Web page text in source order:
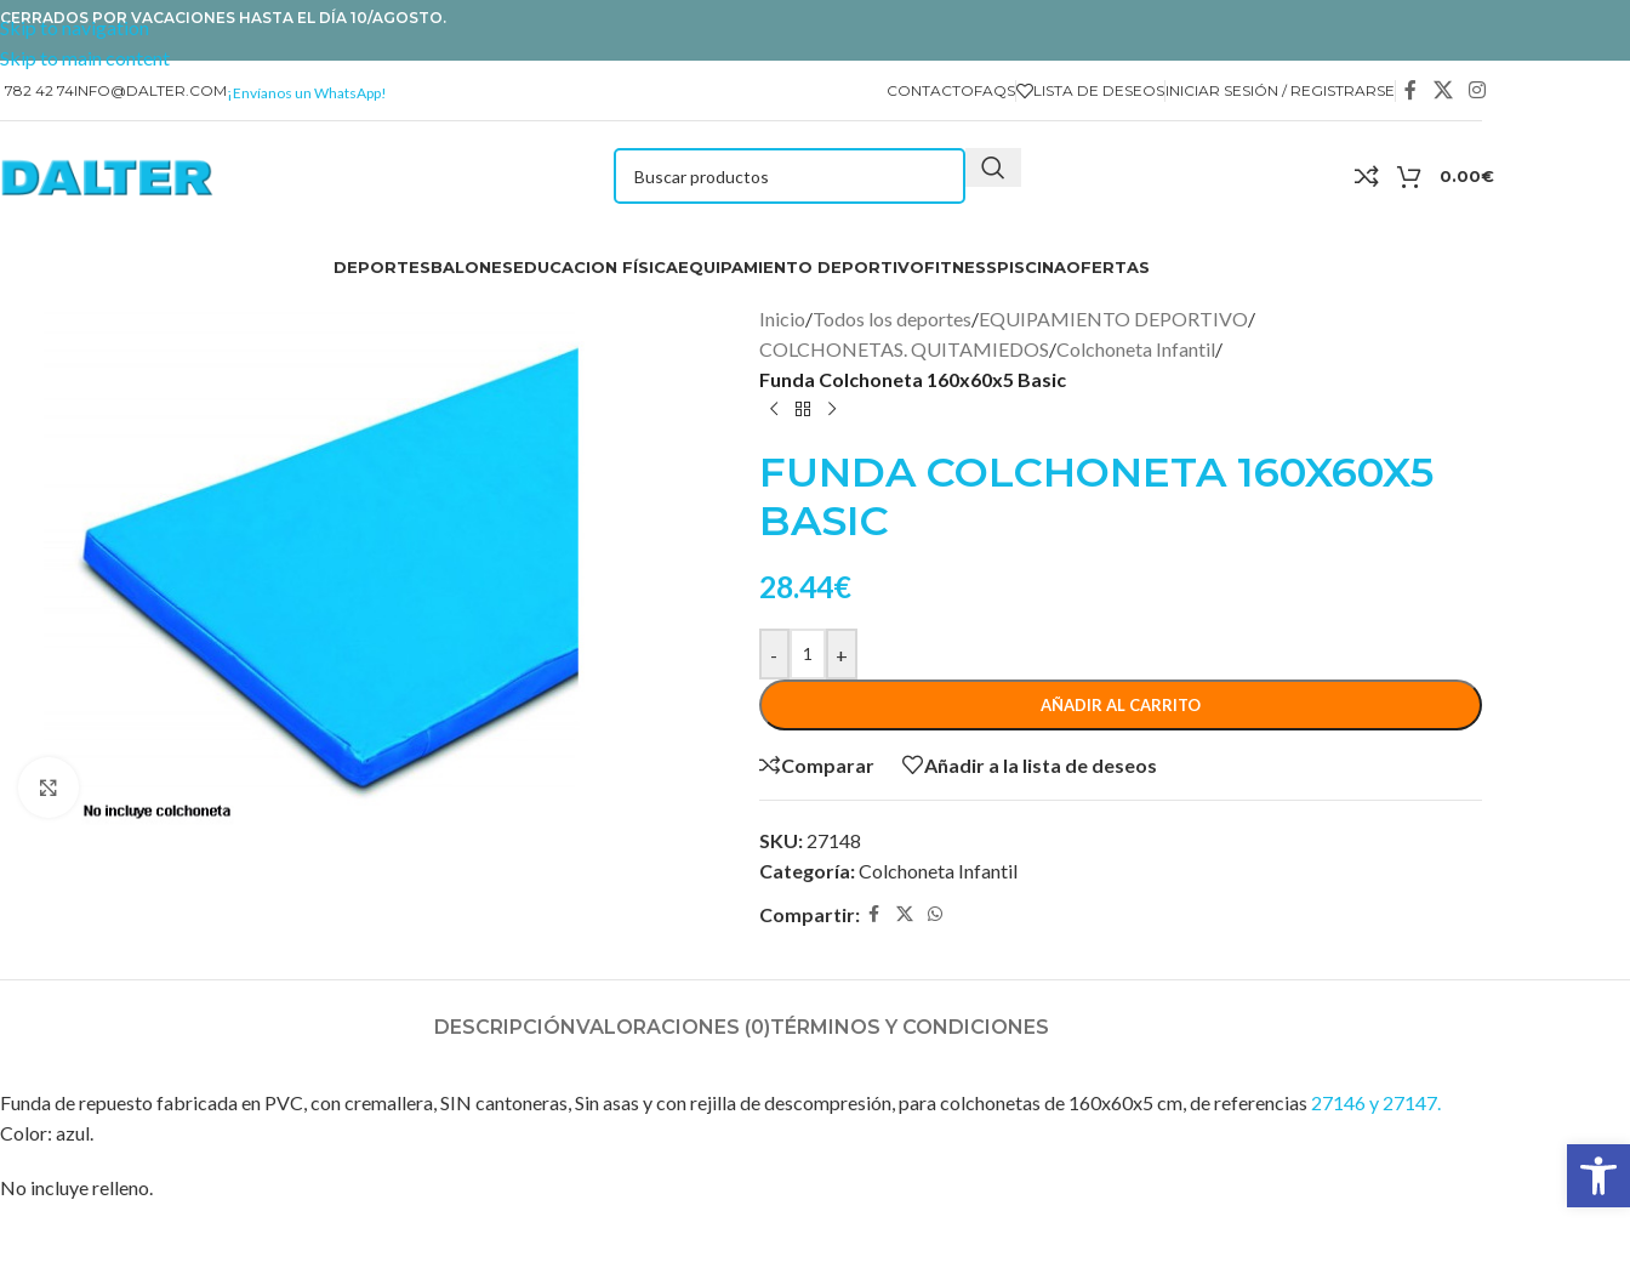
Skip to navigation
Skip to main content
CERRADOS POR VACACIONES HASTA EL DÍA 10/AGOSTO.
782 42 74INFO@DALTER.COM¡Envíanos un WhatsApp! CONTACTOFAQS LISTA DE DESEOSINICIAR SESIÓN / REGISTRARSE
0.00€
DEPORTESBALONESEDUCACION FÍSICAEQUIPAMIENTO DEPORTIVOFITNESSPISCINAOFERTAS
Inicio/Todos los deportes/EQUIPAMIENTO DEPORTIVO/
COLCHONETAS. QUITAMIEDOS/Colchoneta Infantil/
Funda Colchoneta 160x60x5 Basic
FUNDA COLCHONETA 160X60X5
BASIC
28.44€
- +
AÑADIR AL CARRITO
Comparar Añadir a la lista de deseos
SKU: 27148
Categoría:Colchoneta Infantil
Compartir:
DESCRIPCIÓNVALORACIONES (0)TÉRMINOS Y CONDICIONES
Funda de repuesto fabricada en PVC, con cremallera, SIN cantoneras, Sin asas y con rejilla de descompresión, para colchonetas de 160x60x5 cm, de referencias 27146 y 27147.
Color: azul.
No incluye relleno.
Abrir